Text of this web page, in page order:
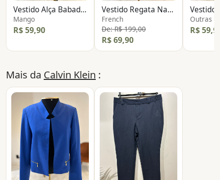
Vestido Alça Babados
Mango
R$ 59,90
Vestido Regata Nadador
French
De: R$ 199,00
R$ 69,90
Vestido
Outras
R$
Mais da Calvin Klein :